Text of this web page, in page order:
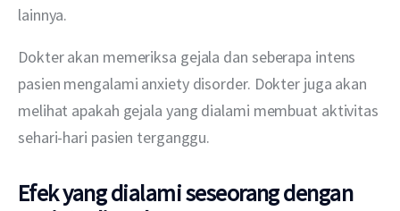
lainnya.
Dokter akan memeriksa gejala dan seberapa intens
pasien mengalami anxiety disorder. Dokter juga akan
melihat apakah gejala yang dialami membuat aktivitas
sehari-hari pasien terganggu.
Efek yang dialami seseorang dengan